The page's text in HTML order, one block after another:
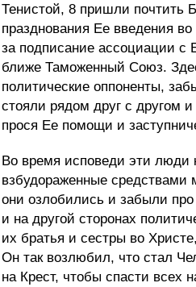
Тенистой, 8 пришли почтить
празднования Ее введения
за подписание ассоциации с
ближе Таможенный Союз.
политические оппоненты,
стояли рядом друг с другом
прося Ее помощи и
Во время исповеди эти люди
взбудораженные
они озлобились и забыли про
и на другой сторонах
их братья и сестры во
Он так возлюбил, что стал
на Крест, чтобы спасти всех